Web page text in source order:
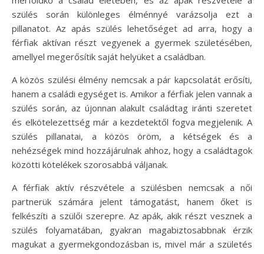
szülés során különleges élménnyé varázsolja ezt a
pillanatot. Az apás szülés lehetőséget ad arra, hogy a
férfiak aktívan részt vegyenek a gyermek születésében,
amellyel megerősítik saját helyüket a családban.
A közös szülési élmény nemcsak a pár kapcsolatát erősíti,
hanem a családi egységet is. Amikor a férfiak jelen vannak a
szülés során, az újonnan alakult családtag iránti szeretet
és elkötelezettség már a kezdetektől fogva megjelenik. A
szülés pillanatai, a közös öröm, a kétségek és a
nehézségek mind hozzájárulnak ahhoz, hogy a családtagok
közötti kötelékek szorosabbá váljanak.
A férfiak aktív részvétele a szülésben nemcsak a női
partnerük számára jelent támogatást, hanem őket is
felkészíti a szülői szerepre. Az apák, akik részt vesznek a
szülés folyamatában, gyakran magabiztosabbnak érzik
magukat a gyermekgondozásban is, mivel már a születés